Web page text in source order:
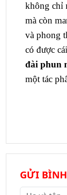
không chỉ
mà còn
và phong
có được
đài phun
một tác
GỬI